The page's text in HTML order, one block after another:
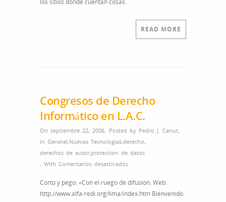
los sitios donde cuentan cosas.
READ MORE
Congresos de Derecho
Informático en L.A.C.
On septiembre 22, 2006, Posted by Pedro J. Canut,
In General,Nuevas Tecnologías,derecho,
derechos de autor,proteccion de datos
, With Comentarios desactivadosen
de
Derecho
Corto y pego: «Con el ruego de difusion: Web:
http://www.alfa-redi.org/lima/index.htm Bienvenido